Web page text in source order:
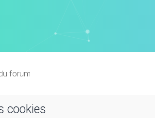
forum
cookies